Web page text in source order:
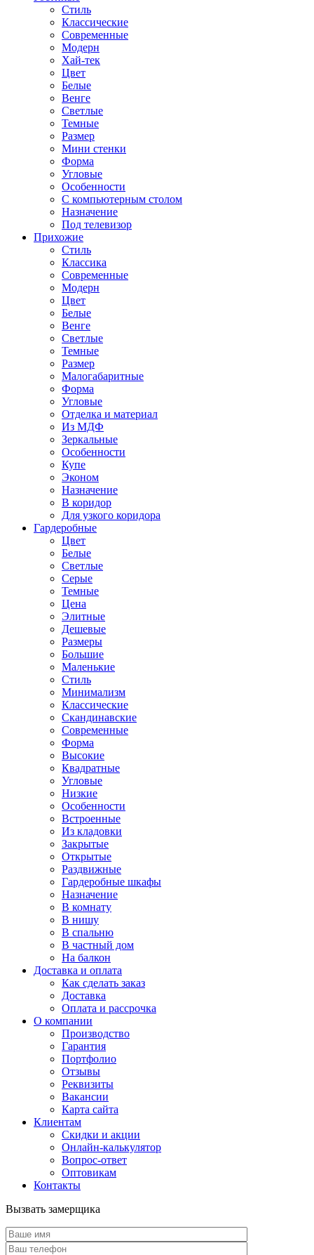
Стиль
Классические
Современные
Модерн
Хай-тек
Цвет
Белые
Венге
Светлые
Темные
Размер
Мини стенки
Форма
Угловые
Особенности
С компьютерным столом
Назначение
Под телевизор
Прихожие
Стиль
Классика
Современные
Модерн
Цвет
Белые
Венге
Светлые
Темные
Размер
Малогабаритные
Форма
Угловые
Отделка и материал
Из МДФ
Зеркальные
Особенности
Купе
Эконом
Назначение
В коридор
Для узкого коридора
Гардеробные
Цвет
Белые
Светлые
Серые
Темные
Цена
Элитные
Дешевые
Размеры
Большие
Маленькие
Стиль
Минимализм
Классические
Скандинавские
Современные
Форма
Высокие
Квадратные
Угловые
Низкие
Особенности
Встроенные
Из кладовки
Закрытые
Открытые
Раздвижные
Гардеробные шкафы
Назначение
В комнату
В нишу
В спальню
В частный дом
На балкон
Доставка и оплата
Как сделать заказ
Доставка
Оплата и рассрочка
О компании
Производство
Гарантия
Портфолио
Отзывы
Реквизиты
Вакансии
Карта сайта
Клиентам
Скидки и акции
Онлайн-калькулятор
Вопрос-ответ
Оптовикам
Контакты
Вызвать замерщика